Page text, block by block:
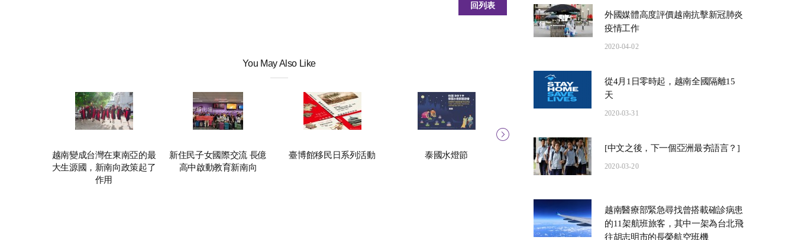
回列表
You May Also Like
越南變成台灣在東南亞的最
大生源國，新南向政策起了
作用
新住民子女國際交流 長億
高中啟動教育新南向
臺博館移民日系列活動 泰國水燈節 運動無國界，健康零包袱
促進經濟社會快速和可持續
外國媒體高度評價越南抗擊新冠肺炎
疫情工作
2020-04-02
從4月1日零時起，越南全國隔離15
天
2020-03-31
[中文之後，下一個亞洲最夯語言？]
2020-03-20
越南醫療部緊急尋找曾搭載確診病患
的11架航班旅客，其中一架為台北飛
往胡志明市的長榮航空班機